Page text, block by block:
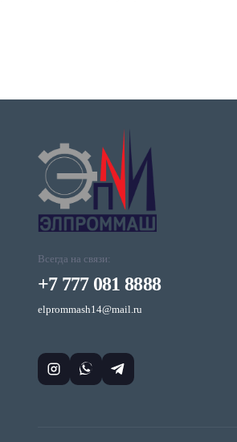
Всегда на связи:
+7 777 081 8888
elprommash14@mail.ru